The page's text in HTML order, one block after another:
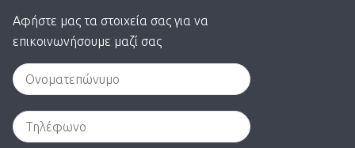
Αφήστε μας τα στοιχεία σας για να
επικοινωνήσουμε μαζί σας